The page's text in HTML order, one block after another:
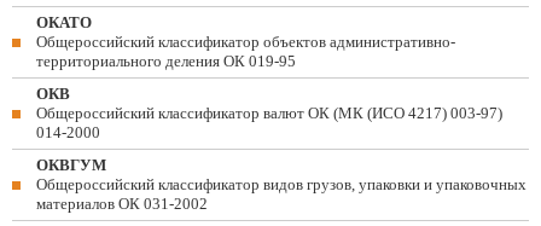
ОКАТО
Общероссийский классификатор объектов административно-
территориального деления ОК 019-95
ОКВ
Общероссийский классификатор валют ОК (МК (ИСО 4217) 003-97)
014-2000
ОКВГУМ
Общероссийский классификатор видов грузов, упаковки и упаковочных
материалов ОК 031-2002